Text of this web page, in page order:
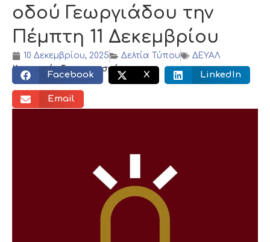
οδού Γεωργιάδου την
Πέμπτη 11 Δεκεμβρίου
10 Δεκεμβρίου, 2025 Δελτία Τύπου
ΔΕΥΑΛ
Κοινωνικός διαμοιρασμός:
Facebook X LinkedIn
Email